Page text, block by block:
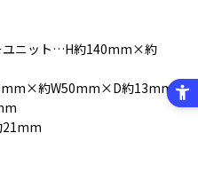
ユニット…H約140mm×約
約W50mm×D約13mm
21mm